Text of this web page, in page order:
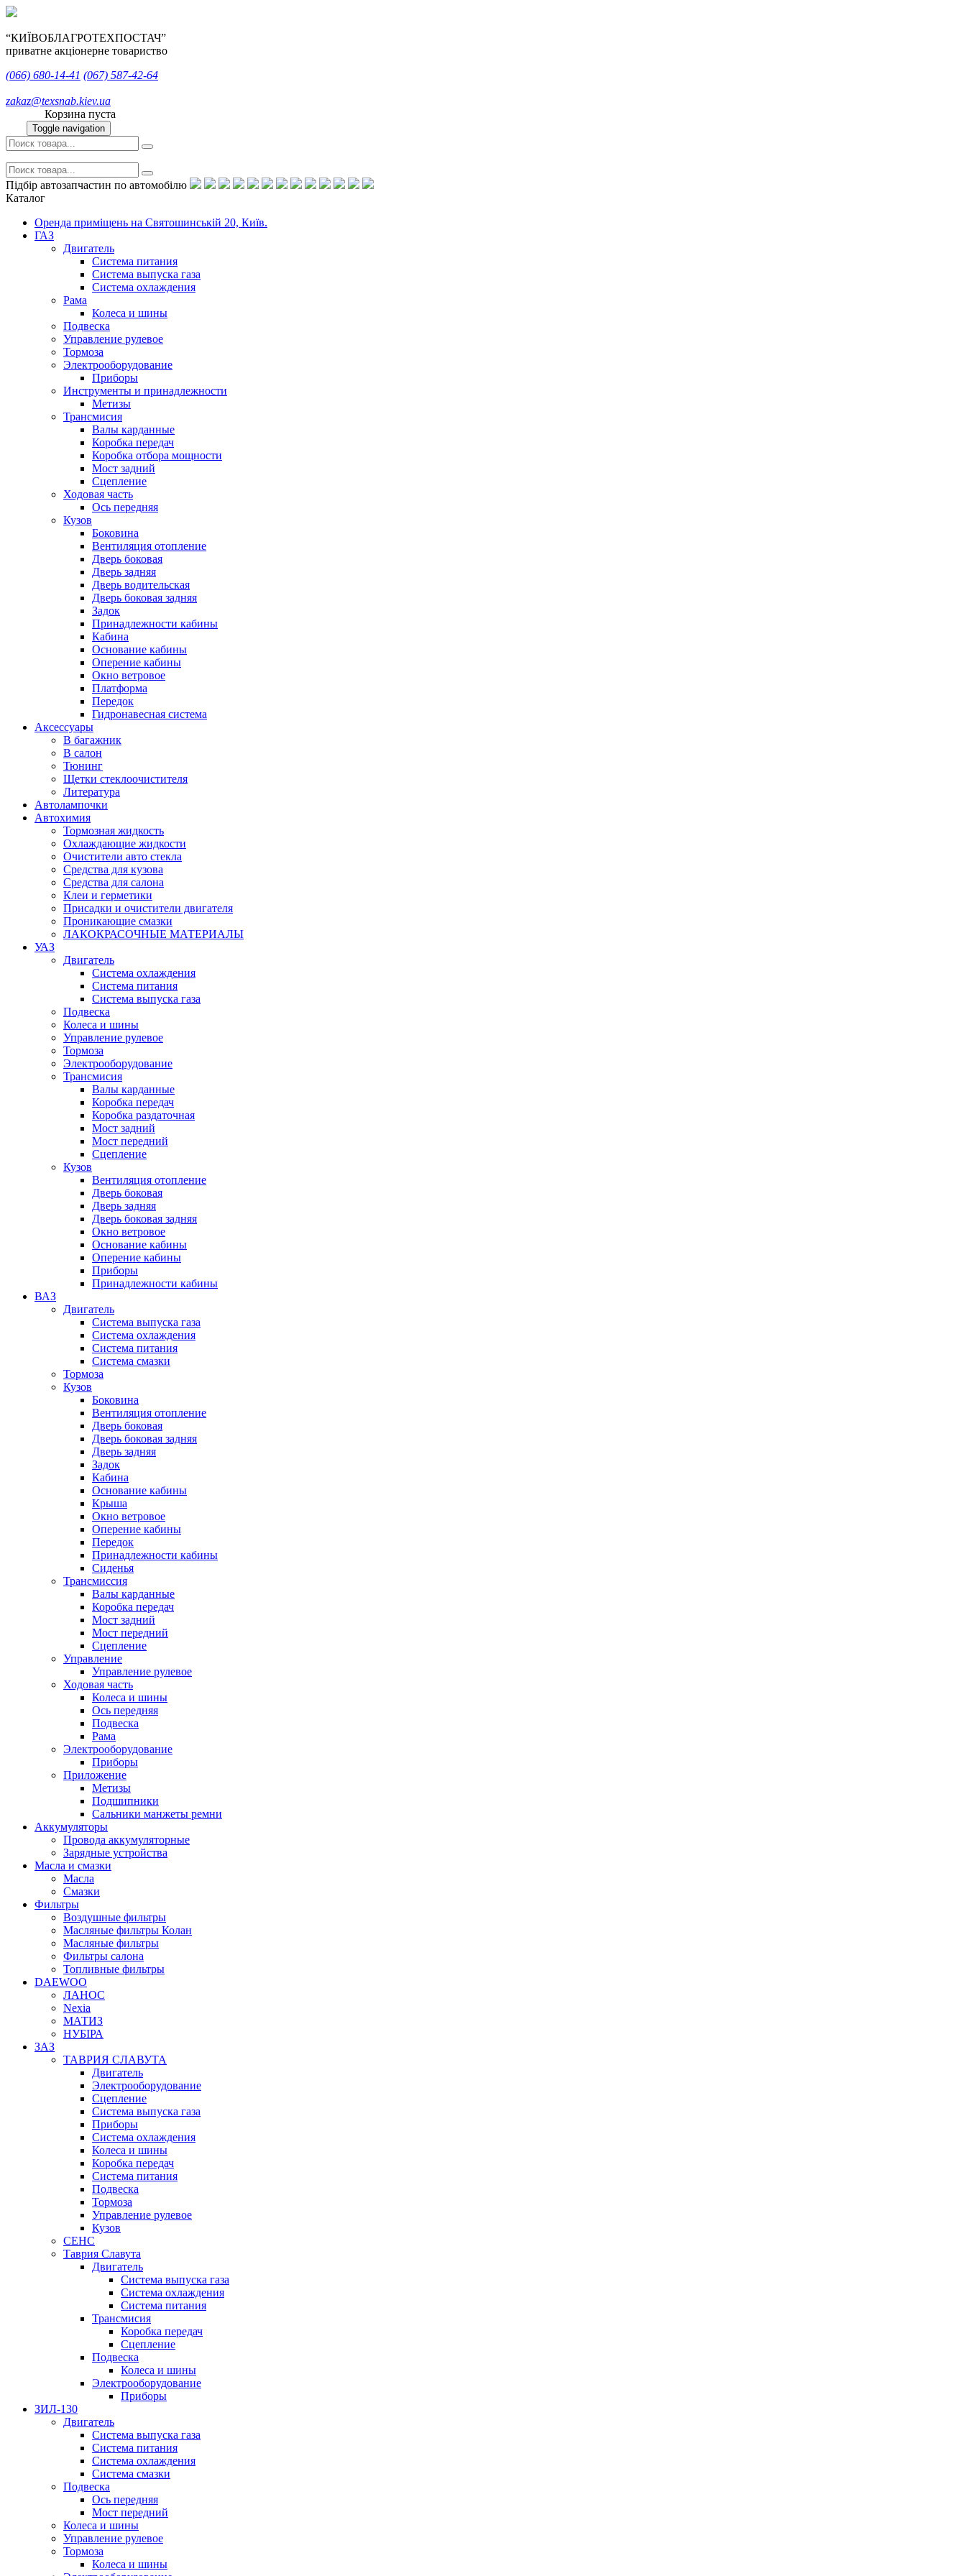
“КИЇВОБЛАГРОТЕХПОСТАЧ”
приватне акціонерне товариство
(066) 680-14-41 (067) 587-42-64
zakaz@texsnab.kiev.ua
Корзина пуста
Toggle navigation
Підбір автозапчастин по автомобілю
Каталог
Оренда приміщень на Святошинській 20, Київ.
ГАЗ
Двигатель
Система питания
Система выпуска газа
Система охлаждения
Рама
Колеса и шины
Подвеска
Управление рулевое
Тормоза
Электрооборудование
Приборы
Инструменты и принадлежности
Метизы
Трансмисия
Валы карданные
Коробка передач
Коробка отбора мощности
Мост задний
Сцепление
Ходовая часть
Ось передняя
Кузов
Боковина
Вентиляция отопление
Дверь боковая
Дверь задняя
Дверь водительская
Дверь боковая задняя
Задок
Принадлежности кабины
Кабина
Основание кабины
Оперение кабины
Окно ветровое
Платформа
Передок
Гидронавесная система
Аксессуары
В багажник
В салон
Тюнинг
Щетки стеклоочистителя
Литература
Автолампочки
Автохимия
Тормозная жидкость
Охлаждающие жидкости
Очистители авто стекла
Средства для кузова
Средства для салона
Клеи и герметики
Присадки и очистители двигателя
Проникающие смазки
ЛАКОКРАСОЧНЫЕ МАТЕРИАЛЫ
УАЗ
Двигатель
Система охлаждения
Система питания
Система выпуска газа
Подвеска
Колеса и шины
Управление рулевое
Тормоза
Электрооборудование
Трансмисия
Валы карданные
Коробка передач
Коробка раздаточная
Мост задний
Мост передний
Сцепление
Кузов
Вентиляция отопление
Дверь боковая
Дверь задняя
Дверь боковая задняя
Окно ветровое
Основание кабины
Оперение кабины
Приборы
Принадлежности кабины
ВАЗ
Двигатель
Система выпуска газа
Система охлаждения
Система питания
Система смазки
Тормоза
Кузов
Боковина
Вентиляция отопление
Дверь боковая
Дверь боковая задняя
Дверь задняя
Задок
Кабина
Основание кабины
Крыша
Окно ветровое
Оперение кабины
Передок
Принадлежности кабины
Сиденья
Трансмиссия
Валы карданные
Коробка передач
Мост задний
Мост передний
Сцепление
Управление
Управление рулевое
Ходовая часть
Колеса и шины
Ось передняя
Подвеска
Рама
Электрооборудование
Приборы
Приложение
Метизы
Подшипники
Сальники манжеты ремни
Аккумуляторы
Провода аккумуляторные
Зарядные устройства
Масла и смазки
Масла
Смазки
Фильтры
Воздушные фильтры
Масляные фильтры Колан
Масляные фильтры
Фильтры салона
Топливные фильтры
DAEWOO
ЛАНОС
Nexia
МАТИЗ
НУБІРА
ЗАЗ
ТАВРИЯ СЛАВУТА
Двигатель
Электрооборудование
Сцепление
Система выпуска газа
Приборы
Система охлаждения
Колеса и шины
Коробка передач
Система питания
Подвеска
Тормоза
Управление рулевое
Кузов
СЕНС
Таврия Славута
Двигатель
Система выпуска газа
Система охлаждения
Система питания
Трансмисия
Коробка передач
Сцепление
Подвеска
Колеса и шины
Электрооборудование
Приборы
ЗИЛ-130
Двигатель
Система выпуска газа
Система питания
Система охлаждения
Система смазки
Подвеска
Ось передняя
Мост передний
Колеса и шины
Управление рулевое
Тормоза
Колеса и шины